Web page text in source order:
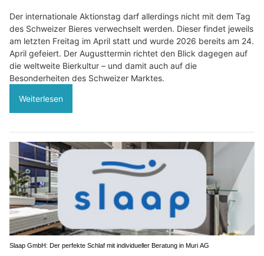
Der internationale Aktionstag darf allerdings nicht mit dem Tag
des Schweizer Bieres verwechselt werden. Dieser findet jeweils
am letzten Freitag im April statt und wurde 2026 bereits am 24.
April gefeiert. Der Augusttermin richtet den Blick dagegen auf
die weltweite Bierkultur – und damit auch auf die
Besonderheiten des Schweizer Marktes.
Weiterlesen
Slaap GmbH: Der perfekte Schlaf mit individueller Beratung in Muri AG